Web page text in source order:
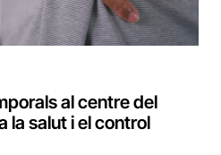
al centre del
la salut i el control